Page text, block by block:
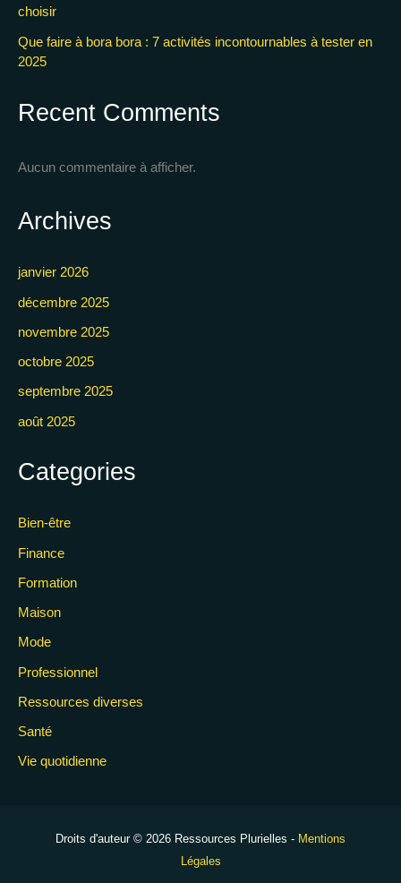
choisir
Que faire à bora bora : 7 activités incontournables à tester en
2025
Recent Comments
Aucun commentaire à afficher.
Archives
janvier 2026
décembre 2025
novembre 2025
octobre 2025
septembre 2025
août 2025
Categories
Bien-être
Finance
Formation
Maison
Mode
Professionnel
Ressources diverses
Santé
Vie quotidienne
Droits d'auteur © 2026 Ressources Plurielles - Mentions
Légales